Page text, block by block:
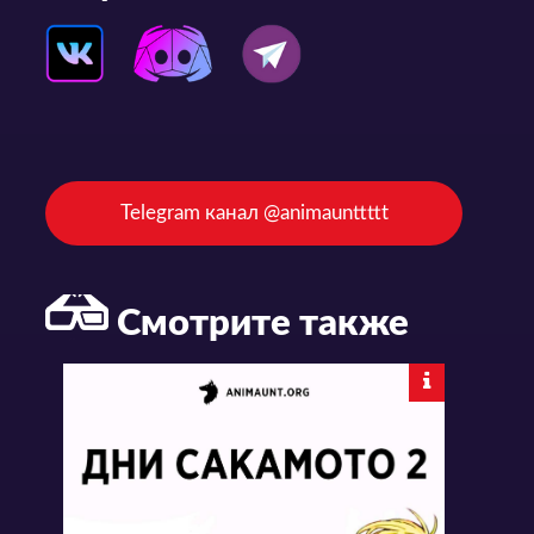
Telegram канал @animaunttttt
Смотрите также